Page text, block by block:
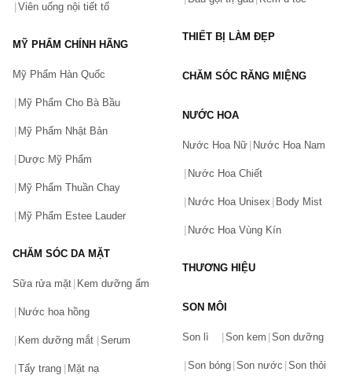
thạch anh tím, viên đá Sapphire màu hồng, viên đá Sapphire
màu trắng làm thổn thức bao trái tim cô gái. Mùi hương
tiệc, buổi cafe gặp bạn bè hoặc tại nơi làm việc. Dòng
Nước hoa nữ Bvlgari Omnia Coral Eau de Toilette
10ml | Giá 330.000đ
Nước hoa nữ Bvlgari Omnia Crystalline EDT, Chiết 10ml
| Giá 380.000đ
Nước hoa Bvlgari Omnia Amethyste EDT
Nước hoa Bvlgari Rose Goldea quyến rũ ngọt ngào
Bvlgari Rose Goldea mùi hương cổ điển tươi mát, nữ tính
và sắc nét. Mùi hương này rất hoàn hảo để bạn sử dụng
trong ngày và đi làm. Nếu bạn thích nước hoa màu hồng
sự yêu thích mới của bạn.
Nước hoa Bvlgari Rose Goldea Eau De Parfum, Chiết
10ml | Giá 380.000đ
Nước hoa nữ Bvlgari Rose Goldea Blossom Delight
Bạn gặp vấn đề về sản phẩm hay mua hàng?
Hãy báo lỗi cho chúng tôi. Hoặc gọi cho chúng tôi qua số
Viên uống nội tiết tố
MỸ PHẨM CHÍNH HÃNG
Mỹ Phẩm Hàn Quốc
Mỹ Phẩm Cho Bà Bầu
Mỹ Phẩm Nhật Bản
Dược Mỹ Phẩm
Mỹ Phẩm Thuần Chay
Mỹ Phẩm Estee Lauder
CHĂM SÓC DA MẶT
Sữa rửa mặt Kem dưỡng ẩm
Nước hoa hồng
Kem dưỡng mắt Serum
Tẩy trang Mặt nạ
THIẾT BỊ LÀM ĐẸP
CHĂM SÓC RĂNG MIỆNG
NƯỚC HOA
Nước Hoa Nữ Nước Hoa Nam
Nước Hoa Chiết
Nước Hoa Unisex Body Mist
Nước Hoa Vùng Kín
THƯƠNG HIỆU
SON MÔI
Son lì Son kem Son dưỡng
Son bóng Son nước Son thỏi